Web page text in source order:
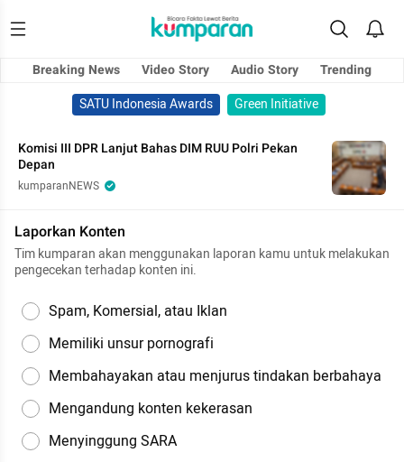
Breaking News Video Story Audio Story
Trending
SATU Indonesia Awards
Green Initiative
Komisi III DPR Lanjut Bahas DIM RUU Polri Pekan
Depan
kumparanNEWS
Laporkan Konten
Tim kumparan akan menggunakan laporan kamu untuk melakukan
pengecekan terhadap konten ini.
Spam, Komersial, atau Iklan
Memiliki unsur pornografi
Membahayakan atau menjurus tindakan berbahaya
Mengandung konten kekerasan
Menyinggung SARA